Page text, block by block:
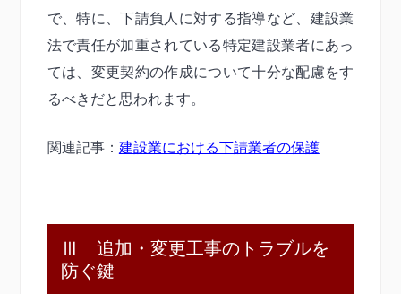
で、特に、下請負人に対する指導など、建設業
法で責任が加重されている特定建設業者にあっ
ては、変更契約の作成について十分な配慮をす
るべきだと思われます。
関連記事： 建設業における下請業者の保護
Ⅲ 追加・変更工事のトラブルを
防ぐ鍵